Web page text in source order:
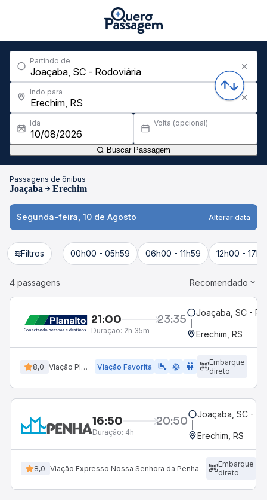
Partindo de
Indo para
Ida Volta (opcional)
Buscar Passagem
Passagens de ônibus
Joaçaba Erechim
Segunda-feira, 10 de Agosto Alterar data
Filtros 00h00 - 05h59 06h00 - 11h59 12h00 -
4 passagens Recomendado
21:00 23:35
Duração: 2h 35m
Joaçaba, SC -
Erechim, RS
8,0 Viação Planalto Viação Favorita airline_seat_legroom_extra ac_unit WC
Embarque
direto
16:50 20:50
Duração: 4h
Joaçaba, SC -
Erechim, RS
8,0 Viação Expresso Nossa Senhora da Penha
Embarque
direto